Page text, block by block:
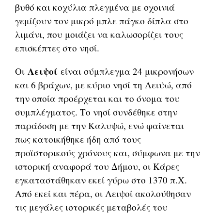
βυθό και κοχύλια πλεγμένα με σχοινιά
γεμίζουν τον μικρό μπλε πάγκο δίπλα στο
λιμάνι, που μοιάζει να καλωσορίζει τους
επισκέπτες στο νησί.
ΟιΛειψοί είναι σύμπλεγμα 24 μικρονήσων
και 6 βράχων, με κύριο νησί τη Λειψώ, από
την οποία προέρχεται και το όνομα του
συμπλέγματος. Το νησί συνδέθηκε στην
παράδοση με την Καλυψώ, ενώ φαίνεται
πως κατοικήθηκε ήδη από τους
προϊστορικούς χρόνους και, σύμφωνα με την
ιστορική αναφορά του Δήμου, οι Κάρες
εγκαταστάθηκαν εκεί γύρω στο 1370 π.Χ.
Από εκεί και πέρα, οι Λειψοί ακολούθησαν
τις μεγάλες ιστορικές μεταβολές του